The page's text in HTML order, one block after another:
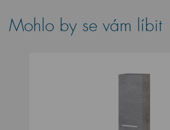
Mohlo by se vám líbit